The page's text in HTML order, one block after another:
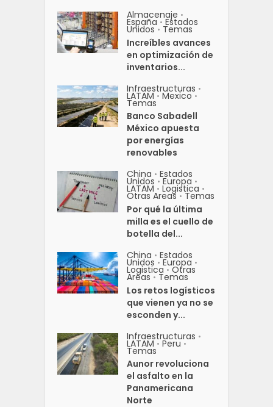
Almacenaje •
España • Estados
Unidos • Temas
Increíbles avances
en optimización de
inventarios...
Infraestructuras •
LATAM • Mexico •
Temas
Banco Sabadell
México apuesta
por energías
renovables
China • Estados
Unidos • Europa •
LATAM • Logistica •
Otras Areas • Temas
Por qué la última
milla es el cuello de
botella del...
China • Estados
Unidos • Europa •
Logistica • Otras
Areas • Temas
Los retos logísticos
que vienen ya no se
esconden y...
Infraestructuras •
LATAM • Peru •
Temas
Aunor revoluciona
el asfalto en la
Panamericana
Norte